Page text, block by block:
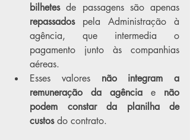
bilhetes
repassados pela Administração à
agência, que intermedia o
pagamento junto às companhias
aéreas.
Esses valores não integram a
remuneração da agência e não
podem constar da planilha de
custos do contrato.